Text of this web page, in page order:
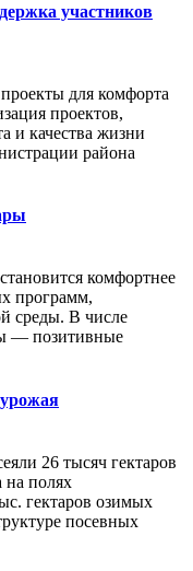
участников
для комфорта
проектов,
и качества жизни
района
комфортнее
программ,
среды. В числе
— позитивные
26 тысяч гектаров
на полях
гектаров озимых
посевных